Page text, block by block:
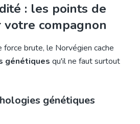
: les points de
compagnon
brute, le Norvégien cache
génétiques qu'il ne faut surtout
génétiques